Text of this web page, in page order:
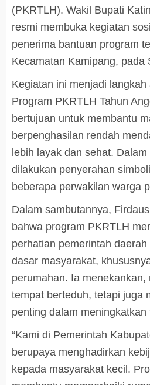
(PKRTLH). Wakil Bupati
resmi membuka kegiatan
penerima bantuan program
Kecamatan Kamipang, pada
Kegiatan ini menjadi
Program PKRTLH Tahun
bertujuan untuk membantu
berpenghasilan rendah
lebih layak dan sehat.
dilakukan penyerahan
beberapa perwakilan warga
Dalam sambutannya,
bahwa program PKRTLH
perhatian pemerintah
dasar masyarakat,
perumahan. Ia
tempat berteduh, tetapi juga
penting dalam
“Kami di Pemerintah
berupaya menghadirkan
kepada masyarakat kecil.